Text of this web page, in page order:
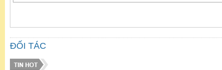
ĐỐI TÁC